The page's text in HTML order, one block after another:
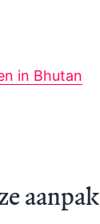
in Bhutan
aanpak